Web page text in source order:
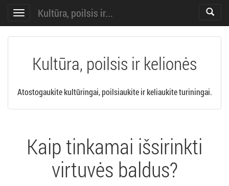
Toggle
navigation
Toggle
Kultūra, poilsis ir...
Kultūra, poilsis ir kelionės
Atostogaukite kultūringai, poilsiaukite ir keliaukite turiningai.
Kaip tinkamai išsirinkti
virtuvės baldus?